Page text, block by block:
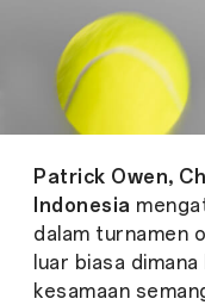
Patrick Owen,
Indonesia
dalam turnamen
luar biasa
kesamaan